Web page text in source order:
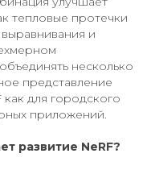
тепловые протечки
и
несколько
представление
для городского
приложений.
развитие NeRF?